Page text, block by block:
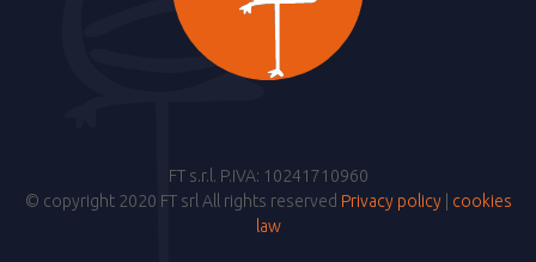
FT s.r.l. P.IVA: 10241710960
© copyright 2020 FT srl All rights reserved Privacy policy| cookies
law